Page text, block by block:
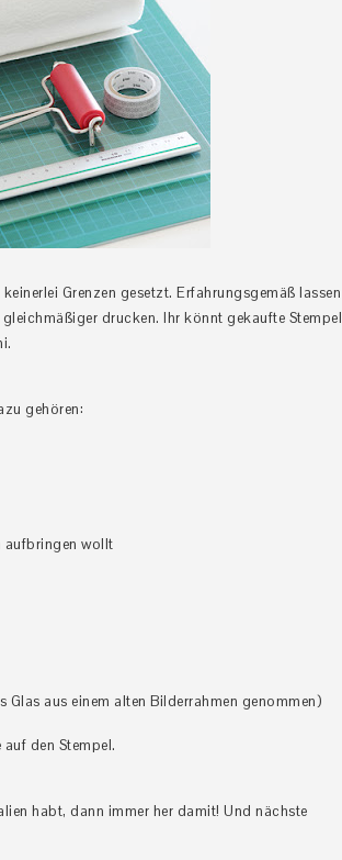
Grenzen gesetzt. Erfahrungsgemäß lassen
drucken. Ihr könnt gekaufte Stempel
gehören:
aufbringen wollt
aus einem alten Bilderrahmen genommen)
den Stempel.
habt, dann immer her damit! Und nächste